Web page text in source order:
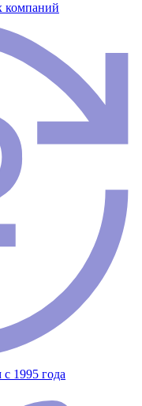
компаний
1995 года